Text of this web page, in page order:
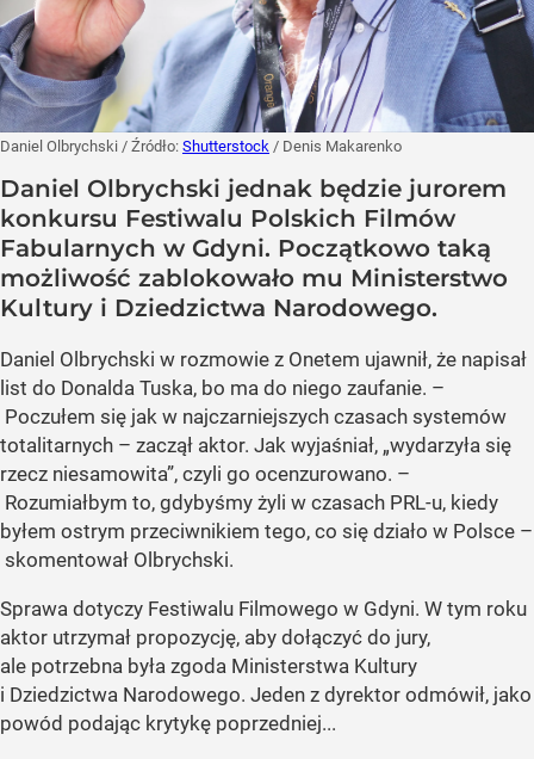
Daniel Olbrychski / Źródło: Shutterstock / Denis Makarenko
Daniel Olbrychski jednak będzie jurorem
konkursu Festiwalu Polskich Filmów
Fabularnych w Gdyni. Początkowo taką
możliwość zablokowało mu Ministerstwo
Kultury i Dziedzictwa Narodowego.
Daniel Olbrychski w rozmowie z Onetem ujawnił, że napisał
list do Donalda Tuska, bo ma do niego zaufanie. –
Poczułem się jak w najczarniejszych czasach systemów
totalitarnych – zaczął aktor. Jak wyjaśniał, „wydarzyła się
rzecz niesamowita”, czyli go ocenzurowano. –
Rozumiałbym to, gdybyśmy żyli w czasach PRL-u, kiedy
byłem ostrym przeciwnikiem tego, co się działo w Polsce –
skomentował Olbrychski.
Sprawa dotyczy Festiwalu Filmowego w Gdyni. W tym roku
aktor utrzymał propozycję, aby dołączyć do jury,
ale potrzebna była zgoda Ministerstwa Kultury
i Dziedzictwa Narodowego. Jeden z dyrektor odmówił, jako
powód podając krytykę poprzedniej...